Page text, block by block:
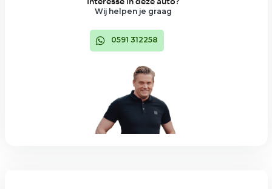
Wij helpen je graag
0591 312258